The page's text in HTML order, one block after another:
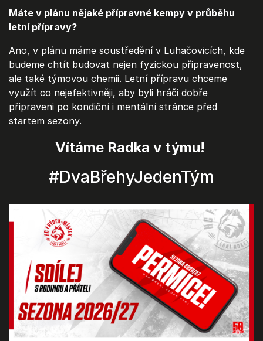
Máte v plánu nějaké přípravné kempy v průběhu
letní přípravy?
Ano, v plánu máme soustředění v Luhačovicích, kde
budeme chtít budovat nejen fyzickou připravenost,
ale také týmovou chemii. Letní přípravu chceme
využít co nejefektivněji, aby byli hráči dobře
připraveni po kondiční i mentální stránce před
startem sezony.
Vítáme Radka v týmu!
#DvaBřehyJedenTým